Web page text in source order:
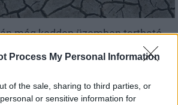
Process My Personal Information
of the sale, sharing to third parties, or
or sensitive information for
még kedden üzemben tartható